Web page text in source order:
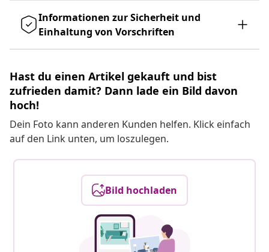
Informationen zur Sicherheit und
Einhaltung von Vorschriften
Hast du einen Artikel gekauft und bist
zufrieden damit? Dann lade ein Bild davon
hoch!
Dein Foto kann anderen Kunden helfen. Klick einfach
auf den Link unten, um loszulegen.
Bild hochladen